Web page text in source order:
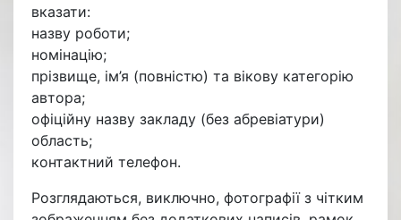
вказати:
назву роботи;
номінацію;
прізвище, ім’я (повністю) та вікову категорію
автора;
офіційну назву закладу (без абревіатури)
область;
контактний телефон.
Розглядаються, виключно, фотографії з чітким